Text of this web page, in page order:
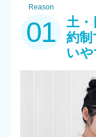
Reason
01
土・
約
い